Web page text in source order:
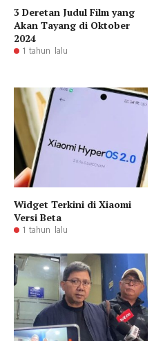
3 Deretan Judul Film yang
Akan Tayang di Oktober
2024
1 tahun lalu
Widget Terkini di Xiaomi
Versi Beta
1 tahun lalu